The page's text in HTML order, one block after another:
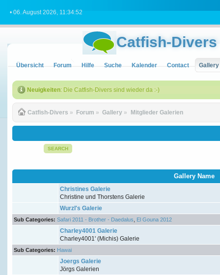
• 06. August 2026, 11:34:52
Catfish-Divers
Übersicht Forum Hilfe Suche Kalender Contact Gallery
Neuigkeiten: Die Catfish-Divers sind wieder da :-)
Catfish-Divers » Forum » Gallery » Mitglieder Galerien
SEARCH
Gallery Name
Christines Galerie
Christine und Thorstens Galerie
Wurzl's Galerie
Sub Categories: Safari 2011 - Brother - Daedalus, El Gouna 2012
Charley4001 Galerie
Charley4001' (Michis) Galerie
Sub Categories: Hawai
Joergs Galerie
Jörgs Galerien